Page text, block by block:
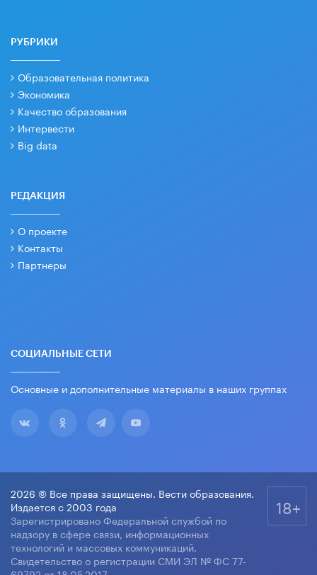
РУБРИКИ
Образовательная политика
Экономика
Качество образования
Интервести
Big data
РЕДАКЦИЯ
О проекте
Контакты
Партнеры
СОЦИАЛЬНЫЕ СЕТИ
Основные и дополнительные материалы в наших группах
2026 © Все права защищены. Вести образования.
Издается с 2003 года
Зарегистрировано Федеральной службой по
надзору в сфере связи, информационных
технологий и массовых коммуникаций.
Свидетельство о регистрации СМИ ЭЛ № ФС 77-
18+